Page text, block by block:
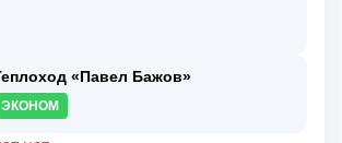
«Павел Бажов»
ЭКОНОМ